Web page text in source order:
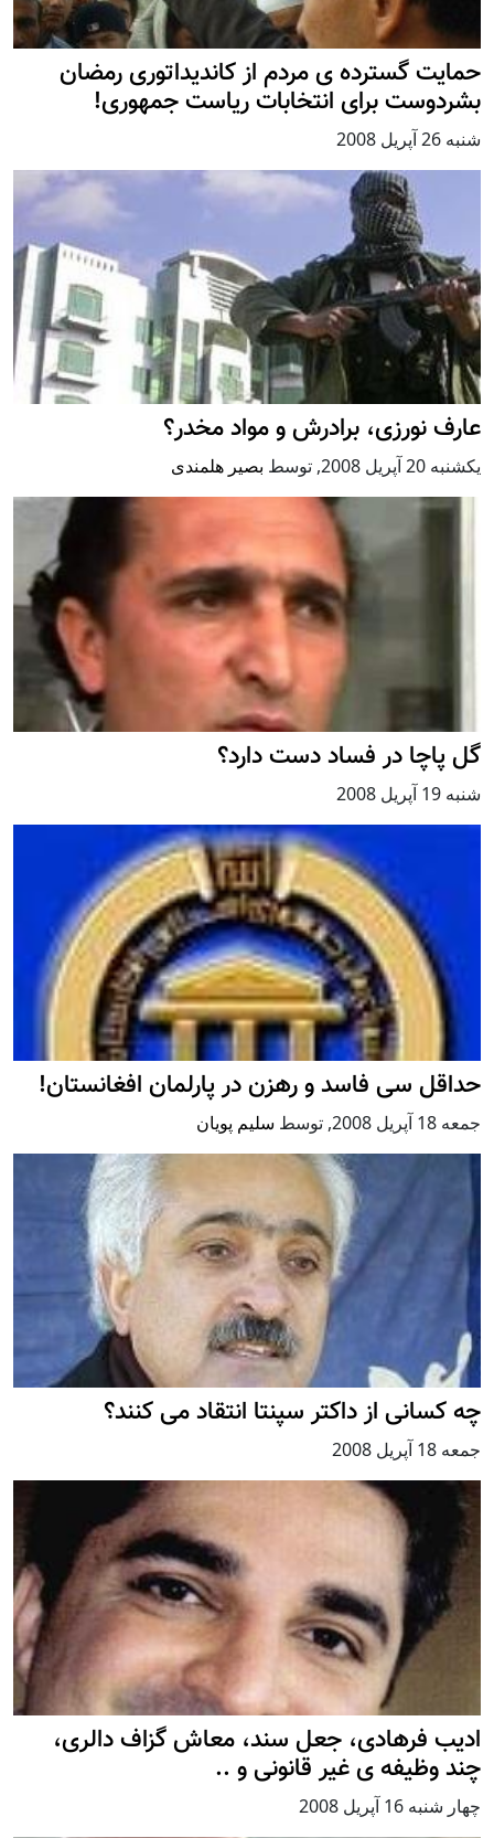
حمايت گسترده ی مردم از کانديداتوری رمضان
بشردوست برای انتخابات رياست جمهوری!
شنبه 26 آپریل 2008
عارف نورزی، برادرش و مواد مخدر؟
يكشنبه 20 آپریل 2008 , توسط بصیر هلمندی
گل پاچا در فساد دست دارد؟
شنبه 19 آپریل 2008
حداقل سی فاسد و رهزن در پارلمان افغانستان!
جمعه 18 آپریل 2008 , توسط سليم پویان
چه کسانی از داکتر سپنتا انتقاد می کنند؟
جمعه 18 آپریل 2008
اديب فرهادی، جعل سند، معاش گزاف دالری،
چند وظيفه ی غير قانونی و ..
چهار شنبه 16 آپریل 2008